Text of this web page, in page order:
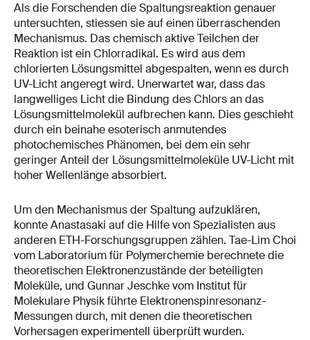
Als die Forschenden die Spaltungsreaktion genauer
untersuchten, stiessen sie auf einen überraschenden
Mechanismus. Das chemisch aktive Teilchen der
Reaktion ist ein Chlorradikal. Es wird aus dem
chlorierten Lösungsmittel abgespalten, wenn es durch
UV-Licht angeregt wird. Unerwartet war, dass das
langwelliges Licht die Bindung des Chlors an das
Lösungsmittelmolekül aufbrechen kann. Dies geschieht
durch ein beinahe esoterisch anmutendes
photochemisches Phänomen, bei dem ein sehr
geringer Anteil der Lösungsmittelmoleküle UV-Licht mit
hoher Wellenlänge absorbiert.
Um den Mechanismus der Spaltung aufzuklären,
konnte Anastasaki auf die Hilfe von Spezialisten aus
anderen ETH-Forschungsgruppen zählen. Tae-Lim Choi
vom Laboratorium für Polymerchemie berechnete die
theoretischen Elektronenzustände der beteiligten
Moleküle, und Gunnar Jeschke vom Institut für
Molekulare Physik führte Elektronenspinresonanz-
Messungen durch, mit denen die theoretischen
Vorhersagen experimentell überprüft wurden.